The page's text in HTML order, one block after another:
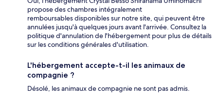
propose des chambres intégralement
remboursables disponibles sur notre site, qui peuvent être
annulées jusqu'à quelques jours avant l'arrivée. Consultez la
politique d'annulation de l'hébergement pour plus de détails
sur les conditions générales d'utilisation.
L'hébergement accepte-t-il les animaux de
compagnie ?
Désolé, les animaux de compagnie ne sont pas admis.